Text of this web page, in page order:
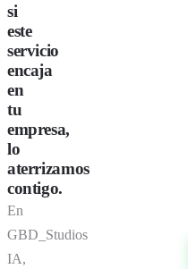
si
este
servicio
encaja
en
tu
empresa,
lo
aterrizamos
contigo.
En
GBD_Studios
IA,